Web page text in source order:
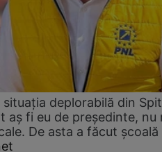
deplorabilă din
aș fi eu de președinte, nu
De asta a făcut școală